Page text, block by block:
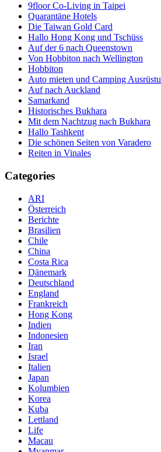
9floor Co-Living in Taipei
Quarantäne Hotels
Die Taiwan Gold Card
Hallo Hong Kong und Tschüss
Auf der 6 nach Queenstown
Von Hobbiton nach Wellington
Hobbiton
Auto mieten und Camping
Auf nach Auckland
Samarkand
Historisches Bukhara
Mit dem Nachtzug nach Bukhara
Hallo Tashkent
Die schönen Seiten von Varadero
Reiten in Vinales
Categories
ARI
Österreich
Berichte
Brasilien
Chile
China
Costa Rica
Dänemark
Deutschland
England
Frankreich
Hong Kong
Indien
Indonesien
Iran
Israel
Italien
Japan
Kolumbien
Korea
Kuba
Lettland
Life
Macau